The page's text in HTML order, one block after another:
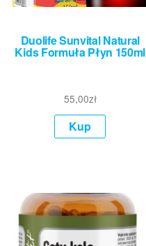
Duolife Sunvital Natural
Kids Formuła Płyn 150ml
55,00zł
Kup